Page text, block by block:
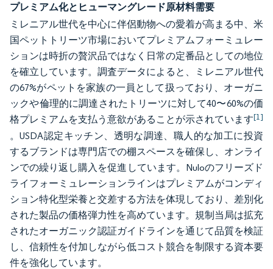
プレミアム化とヒューマングレード原材料需要
ミレニアル世代を中心に伴侶動物への愛着が高まる中、米
国ペットトリーツ市場においてプレミアムフォーミュレー
ションは時折の贅沢品ではなく日常の定番品としての地位
を確立しています。調査データによると、ミレニアル世代
の67%がペットを家族の一員として扱っており、オーガニ
ックや倫理的に調達されたトリーツに対して40〜60%の価
格プレミアムを支払う意欲があることが示されています[1]
。USDA認定キッチン、透明な調達、職人的な加工に投資
するブランドは専門店での棚スペースを確保し、オンライ
ンでの繰り返し購入を促進しています。Nuloのフリーズド
ライフォーミュレーションラインはプレミアムがコンディ
ション特化型栄養と交差する方法を体現しており、差別化
された製品の価格弾力性を高めています。規制当局は拡充
されたオーガニック認証ガイドラインを通じて品質を検証
し、信頼性を付加しながら低コスト競合を制限する資本要
件を強化しています。